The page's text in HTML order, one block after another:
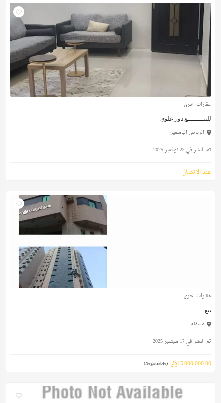
عقارات اخرى
للبيــــــــع دور علوي
الرياض الياسمين
تم النشر في 23 نوفمبر 2025
عند الاتصال
عقارات اخرى
بيع
مسفلة
تم النشر في 17 سبتمبر 2025
15,000,000.00ريال (Negotiable)